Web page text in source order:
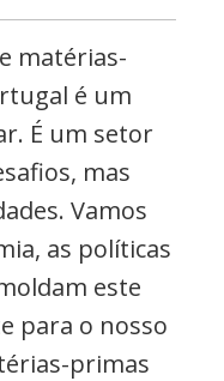
matérias-
é um
É um setor
mas
Vamos
as políticas
este
para o nosso
primas